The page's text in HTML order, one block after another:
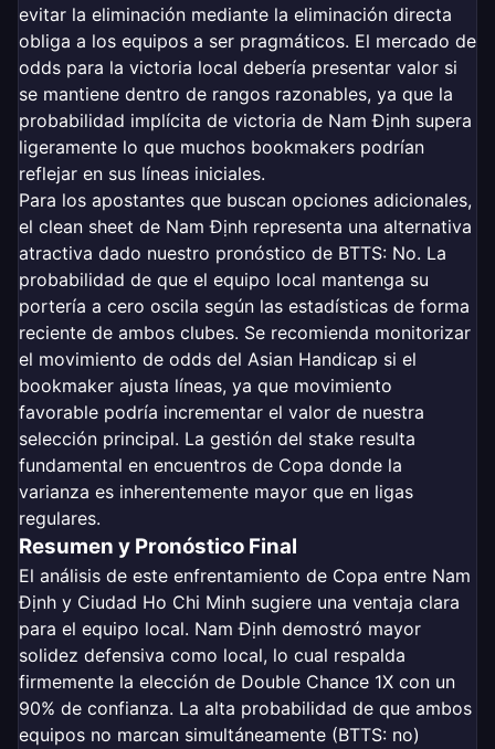
evitar la eliminación mediante la eliminación directa
obliga a los equipos a ser pragmáticos. El mercado de
odds para la victoria local debería presentar valor si
se mantiene dentro de rangos razonables, ya que la
probabilidad implícita de victoria de Nam Định supera
ligeramente lo que muchos bookmakers podrían
reflejar en sus líneas iniciales.
Para los apostantes que buscan opciones adicionales,
el clean sheet de Nam Định representa una alternativa
atractiva dado nuestro pronóstico de BTTS: No. La
probabilidad de que el equipo local mantenga su
portería a cero oscila según las estadísticas de forma
reciente de ambos clubes. Se recomienda monitorizar
el movimiento de odds del Asian Handicap si el
bookmaker ajusta líneas, ya que movimiento
favorable podría incrementar el valor de nuestra
selección principal. La gestión del stake resulta
fundamental en encuentros de Copa donde la
varianza es inherentemente mayor que en ligas
regulares.
Resumen y Pronóstico Final
El análisis de este enfrentamiento de Copa entre Nam
Định y Ciudad Ho Chi Minh sugiere una ventaja clara
para el equipo local. Nam Định demostró mayor
solidez defensiva como local, lo cual respalda
firmemente la elección de Double Chance 1X con un
90% de confianza. La alta probabilidad de que ambos
equipos no marcan simultáneamente (BTTS: no)